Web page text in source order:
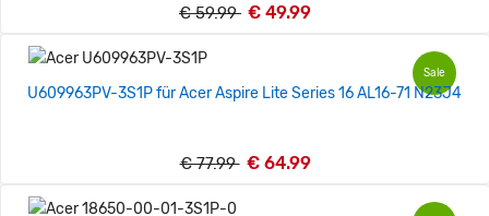
€ 59.99 € 49.99
Sale
U609963PV-3S1P für Acer Aspire Lite Series 16 AL16-71 N23J4
€ 77.99 € 64.99